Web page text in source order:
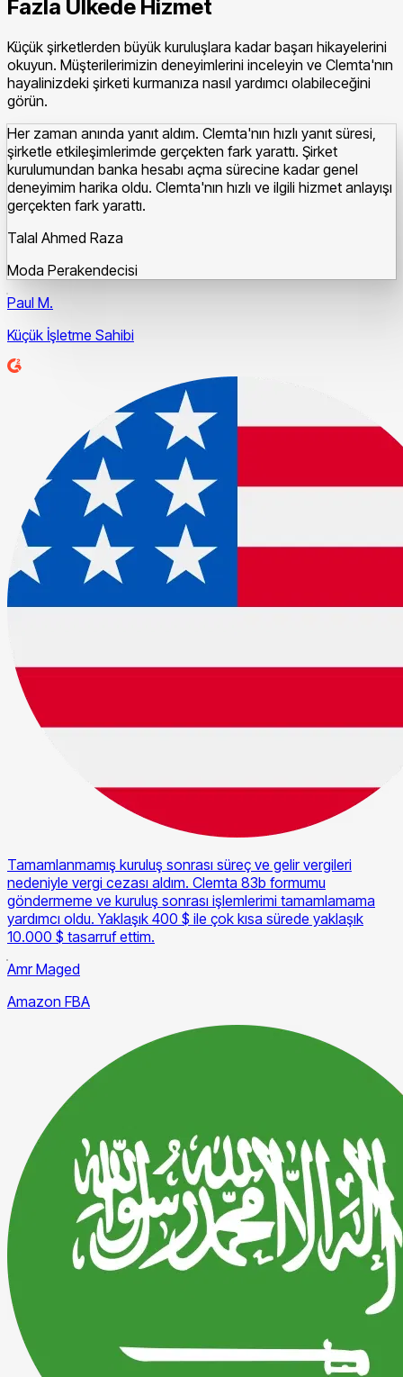
Fazla Ülkede Hizmet
Küçük şirketlerden büyük kuruluşlara kadar başarı hikayelerini
okuyun. Müşterilerimizin deneyimlerini inceleyin ve Clemta'nın
hayalinizdeki şirketi kurmanıza nasıl yardımcı olabileceğini
görün.
Her zaman anında yanıt aldım. Clemta'nın hızlı yanıt süresi,
şirketle etkileşimlerimde gerçekten fark yarattı. Şirket
kurulumundan banka hesabı açma sürecine kadar genel
deneyimim harika oldu. Clemta'nın hızlı ve ilgili hizmet anlayışı
gerçekten fark yarattı.
Talal Ahmed Raza
Moda Perakendecisi
Paul M.
Küçük İşletme Sahibi
Tamamlanmamış kuruluş sonrası süreç ve gelir vergileri
nedeniyle vergi cezası aldım. Clemta 83b formumu
göndermeme ve kuruluş sonrası işlemlerimi tamamlamama
yardımcı oldu. Yaklaşık 400 $ ile çok kısa sürede yaklaşık
10.000 $ tasarruf ettim.
Amr Maged
Amazon FBA